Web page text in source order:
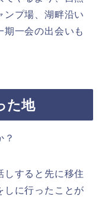
ンプ場、湖畔沿い
期一会の出会いも
た地
？
しすると先に移住
しに行ったことが